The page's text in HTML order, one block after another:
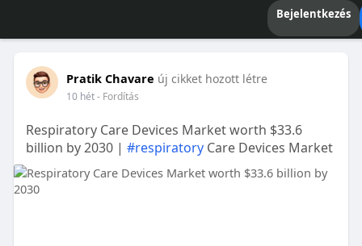
Bejelentkezés
Pratik Chavare új cikket hozott létre
10 hét- Fordítás
Respiratory Care Devices Market worth $33.6
billion by 2030 | #respiratoryCare Devices Market